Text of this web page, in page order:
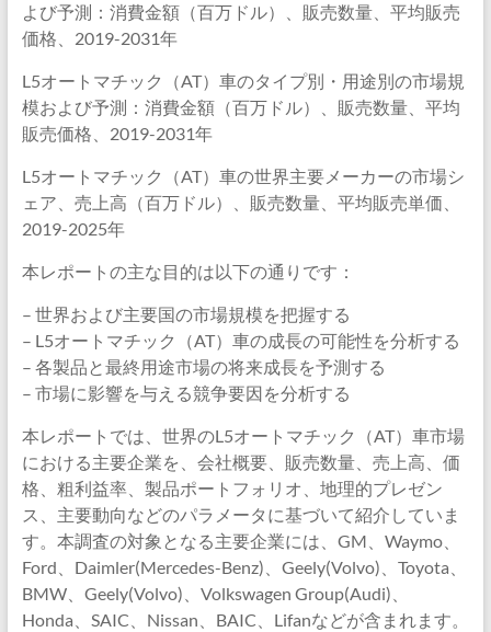
よび予測：消費金額（百万ドル）、販売数量、平均販売
価格、2019-2031年
L5オートマチック（AT）車のタイプ別・用途別の市場規
模および予測：消費金額（百万ドル）、販売数量、平均
販売価格、2019-2031年
L5オートマチック（AT）車の世界主要メーカーの市場シ
ェア、売上高（百万ドル）、販売数量、平均販売単価、
2019-2025年
本レポートの主な目的は以下の通りです：
– 世界および主要国の市場規模を把握する
– L5オートマチック（AT）車の成長の可能性を分析する
– 各製品と最終用途市場の将来成長を予測する
– 市場に影響を与える競争要因を分析する
本レポートでは、世界のL5オートマチック（AT）車市場
における主要企業を、会社概要、販売数量、売上高、価
格、粗利益率、製品ポートフォリオ、地理的プレゼン
ス、主要動向などのパラメータに基づいて紹介していま
す。本調査の対象となる主要企業には、GM、Waymo、
Ford、Daimler(Mercedes-Benz)、Geely(Volvo)、Toyota、
BMW、Geely(Volvo)、Volkswagen Group(Audi)、
Honda、SAIC、Nissan、BAIC、Lifanなどが含まれます。